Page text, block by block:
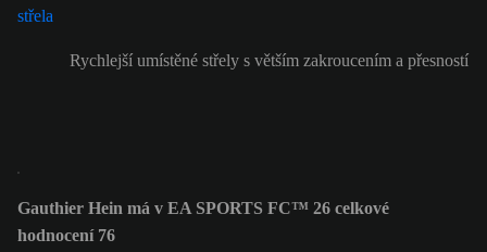
Rychlejší umístěné střely s větším zakroucením a přesností
Gauthier Hein má v EA SPORTS FC™ 26 celkové
hodnocení 76